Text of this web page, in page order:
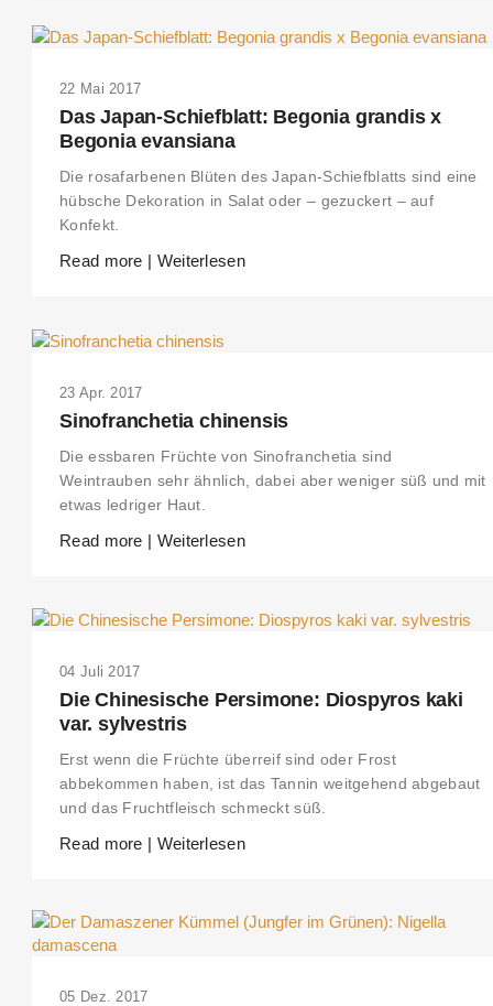
22 Mai 2017
Das Japan-Schiefblatt: Begonia grandis x
Begonia evansiana
Die rosafarbenen Blüten des Japan-Schiefblatts sind eine
hübsche Dekoration in Salat oder – gezuckert – auf
Konfekt.
Read more | Weiterlesen
23 Apr. 2017
Sinofranchetia chinensis
Die essbaren Früchte von Sinofranchetia sind
Weintrauben sehr ähnlich, dabei aber weniger süß und mit
etwas ledriger Haut.
Read more | Weiterlesen
04 Juli 2017
Die Chinesische Persimone: Diospyros kaki
var. sylvestris
Erst wenn die Früchte überreif sind oder Frost
abbekommen haben, ist das Tannin weitgehend abgebaut
und das Fruchtfleisch schmeckt süß.
Read more | Weiterlesen
05 Dez. 2017